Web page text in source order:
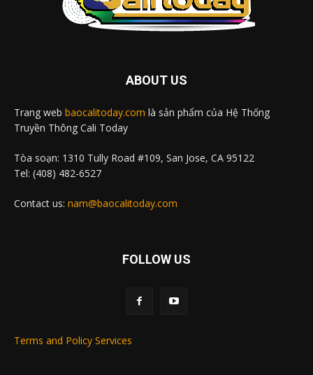
ABOUT US
Trang web baocalitoday.com là sản phẩm của Hệ Thống
Truyền Thông Cali Today
Tòa soạn: 1310 Tully Road #109, San Jose, CA 95122
Tel: (408) 482-6527
Contact us: nam@baocalitoday.com
FOLLOW US
Terms and Policy Services